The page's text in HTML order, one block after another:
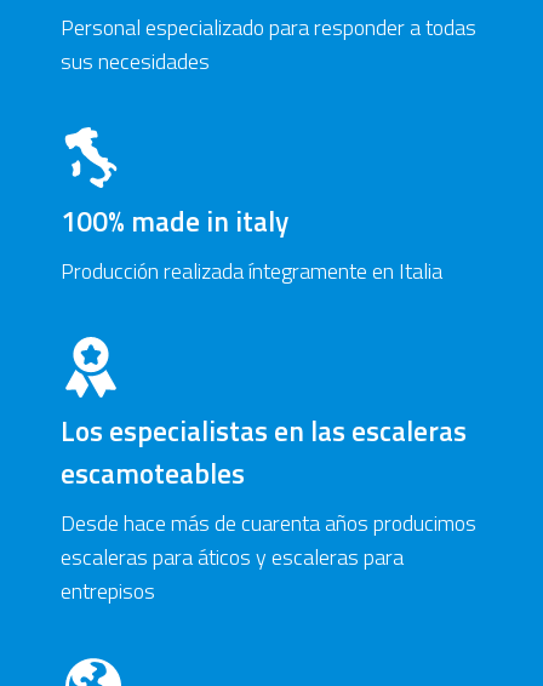
Personal especializado para responder a todas
sus necesidades
100% made in italy
Producción realizada íntegramente en Italia
Los especialistas en las escaleras
escamoteables
Desde hace más de cuarenta años producimos
escaleras para áticos y escaleras para
entrepisos